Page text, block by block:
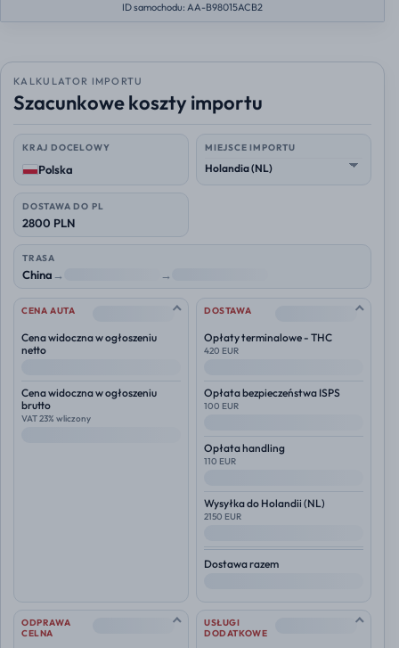
ID samochodu: AA-B98015ACB2
KALKULATOR IMPORTU
Szacunkowe koszty importu
KRAJ DOCELOWY
Polska
MIEJSCE IMPORTU
DOSTAWA DO PL
2800 PLN
TRASA
China→ →
CENA AUTA --
Cena widoczna w ogłoszeniu
netto
Cena widoczna w ogłoszeniu
brutto
VAT 23% wliczony
DOSTAWA --
Opłaty terminalowe - THC
420 EUR
Opłata bezpieczeństwa ISPS
100 EUR
Opłata handling
110 EUR
Wysyłka do Holandii (NL)
2150 EUR
Dostawa razem
ODPRAWA
CELNA
--
USŁUGI
DODATKOWE
--